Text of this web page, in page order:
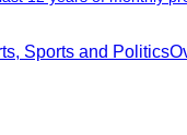
Sports and Politics